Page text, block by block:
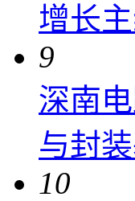
增长
9
深南
与封
10